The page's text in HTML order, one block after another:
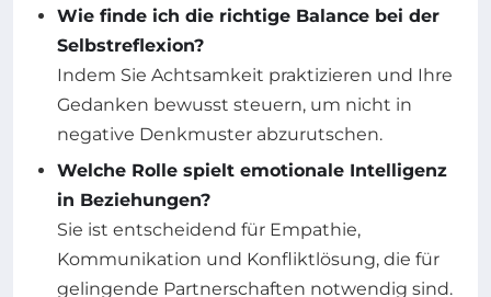
Wie finde ich die richtige Balance bei der
Selbstreflexion?
Indem Sie Achtsamkeit praktizieren und Ihre
Gedanken bewusst steuern, um nicht in
negative Denkmuster abzurutschen.
Welche Rolle spielt emotionale Intelligenz
in Beziehungen?
Sie ist entscheidend für Empathie,
Kommunikation und Konfliktlösung, die für
gelingende Partnerschaften notwendig sind.